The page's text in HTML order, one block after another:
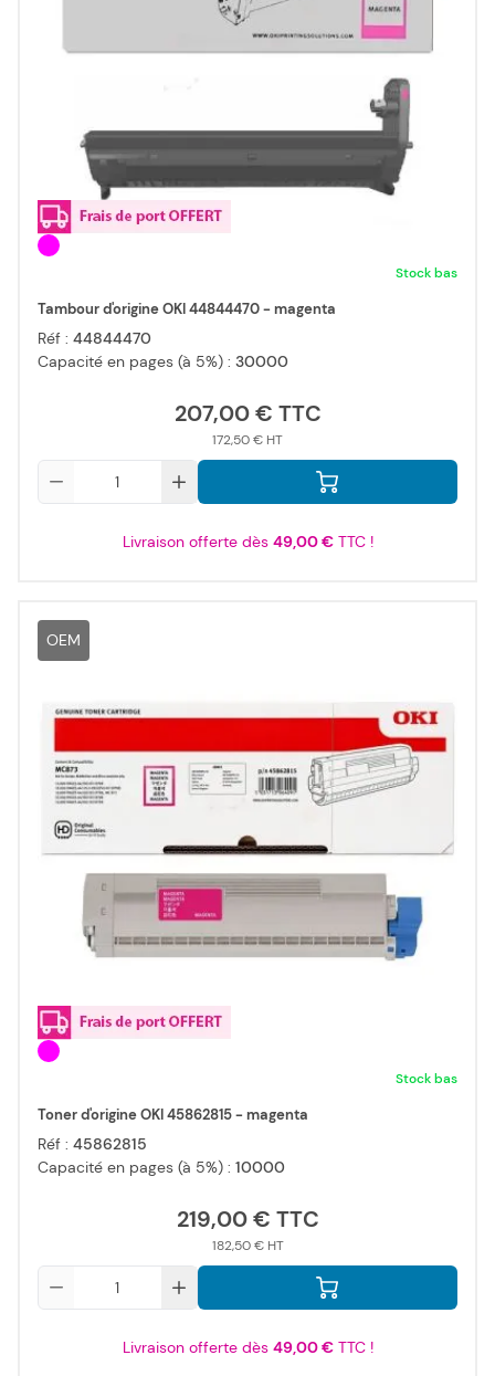
Stock bas
Tambour d'origine OKI 44844470 - magenta
Réf : 44844470
Capacité en pages (à 5%) : 30000
207,00 €
172,50 €
Livraison offerte dès 49,00 €TTC !
OEM
Stock bas
Toner d'origine OKI 45862815 - magenta
Réf : 45862815
Capacité en pages (à 5%) : 10000
219,00 €
182,50 €
Livraison offerte dès 49,00 €TTC !